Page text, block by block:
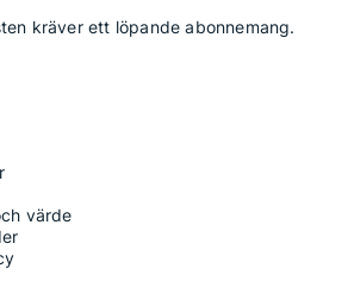
kräver ett löpande abonnemang.
värde